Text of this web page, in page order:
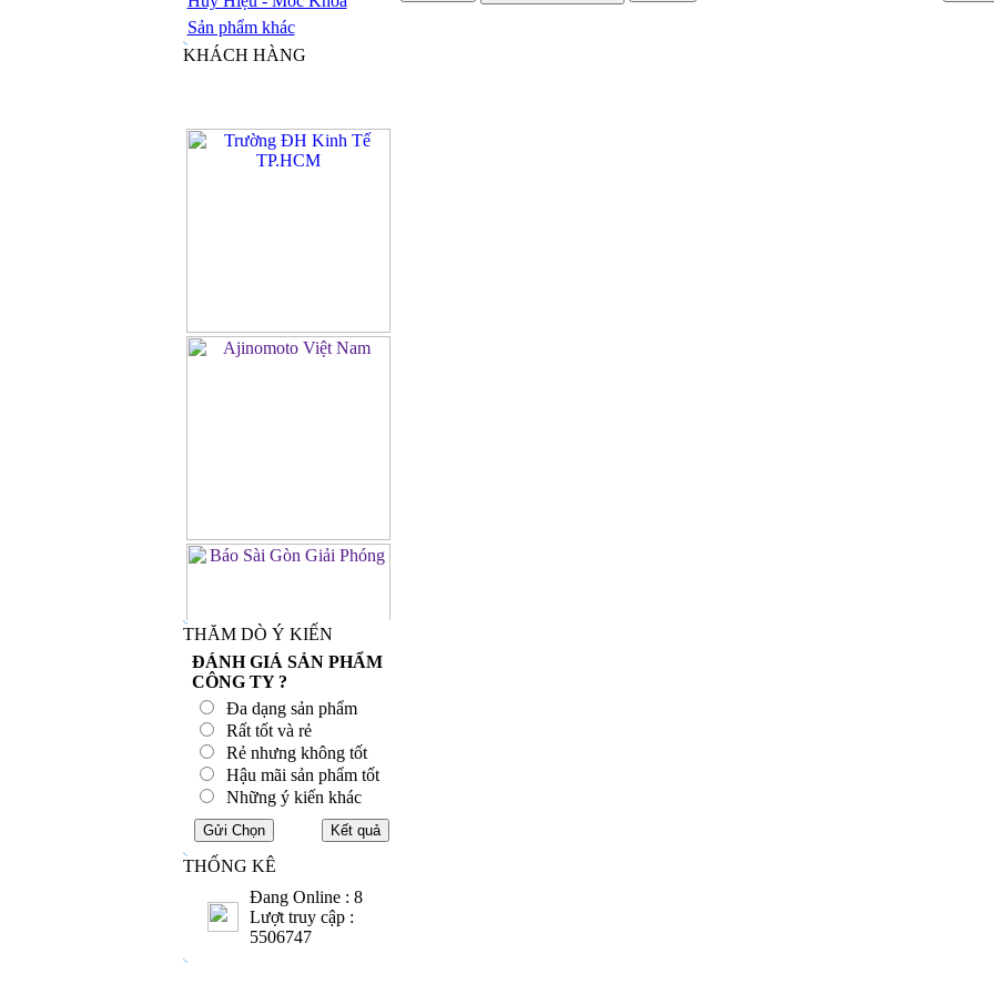
Sản phẩm khác
KHÁCH HÀNG
THĂM DÒ Ý KIẾN
ĐÁNH GIÁ SẢN PHẨM
CÔNG TY ?
Đa dạng sản phẩm
Rất tốt và rẻ
Rẻ nhưng không tốt
Hậu mãi sản phẩm tốt
Những ý kiến khác
THỐNG KÊ
Đang Online : 8
Lượt truy cập :
5506747